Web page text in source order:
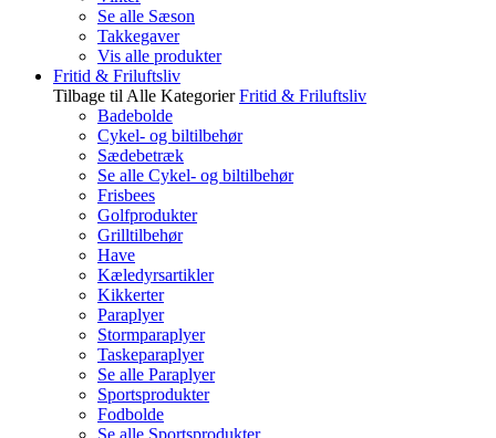
Se alle Sæson
Takkegaver
Vis alle produkter
Fritid & Friluftsliv
Tilbage til Alle Kategorier Fritid & Friluftsliv
Badebolde
Cykel- og biltilbehør
Sædebetræk
Se alle Cykel- og biltilbehør
Frisbees
Golfprodukter
Grilltilbehør
Have
Kæledyrsartikler
Kikkerter
Paraplyer
Stormparaplyer
Taskeparaplyer
Se alle Paraplyer
Sportsprodukter
Fodbolde
Se alle Sportsprodukter